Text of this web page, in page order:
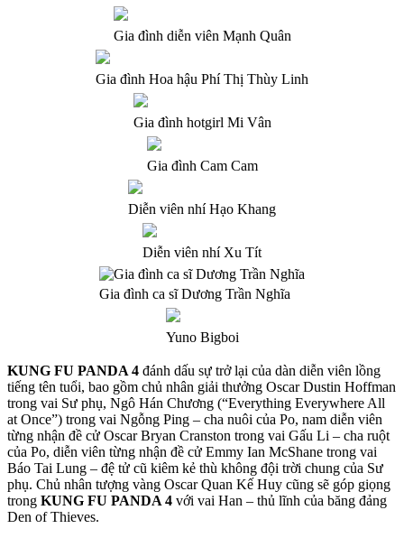
Gia đình diễn viên Mạnh Quân
Gia đình Hoa hậu Phí Thị Thùy Linh
Gia đình hotgirl Mi Vân
Gia đình Cam Cam
Diễn viên nhí Hạo Khang
Diễn viên nhí Xu Tít
Gia đình ca sĩ Dương Trần Nghĩa
Yuno Bigboi
KUNG FU PANDA 4 đánh dấu sự trở lại của dàn diễn viên lồng
tiếng tên tuổi, bao gồm chủ nhân giải thưởng Oscar Dustin Hoffman
trong vai Sư phụ, Ngô Hán Chương (“Everything Everywhere All
at Once”) trong vai Ngỗng Ping – cha nuôi của Po, nam diễn viên
từng nhận đề cử Oscar Bryan Cranston trong vai Gấu Li – cha ruột
của Po, diễn viên từng nhận đề cử Emmy Ian McShane trong vai
Báo Tai Lung – đệ tử cũ kiêm kẻ thù không đội trời chung của Sư
phụ. Chủ nhân tượng vàng Oscar Quan Kế Huy cũng sẽ góp giọng
trong KUNG FU PANDA 4 với vai Han – thủ lĩnh của băng đảng
Den of Thieves.